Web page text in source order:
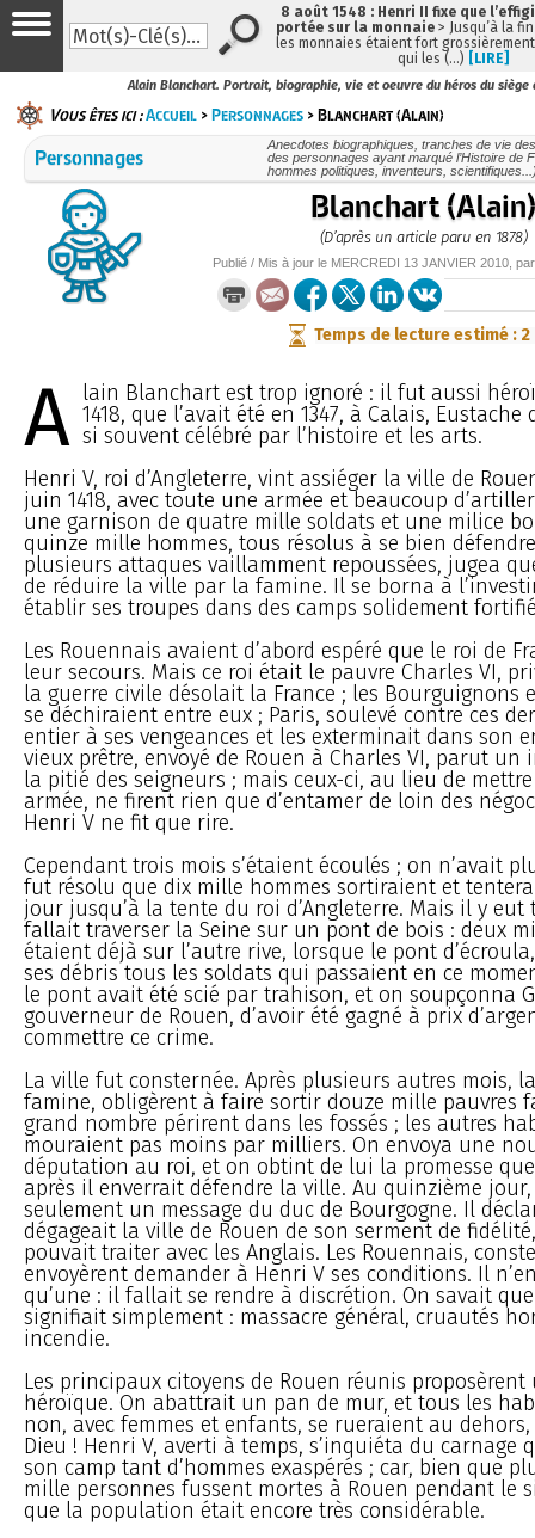
Alain Blanchart. Portrait, biographie, vie et oeuvre du héros du siège
Vous êtes ici :Accueil >Personnages > Blanchart (Alain)
Personnages
Anecdotes biographiques, tranches de vie
des personnages ayant marqué l’Histoire de
hommes politiques, inventeurs,
Blanchart (Alain)
(D’après un article paru en 1878)
Publié / Mis à jour le MERCREDI 13 JANVIER 2010 ,
Temps de lecture estimé : 2
A lain Blanchart est trop ignoré : il fut aussi
1418, que l’avait été en 1347, à Calais, Eustache
si souvent célébré par l’histoire et les arts.
Henri V, roi d’Angleterre, vint assiéger la ville de
juin 1418, avec toute une armée et beaucoup
une garnison de quatre mille soldats et une milice
quinze mille hommes, tous résolus à se bien
plusieurs attaques vaillamment repoussées, jugea
de réduire la ville par la famine. Il se borna à
établir ses troupes dans des camps solidement
Les Rouennais avaient d’abord espéré que le roi de
leur secours. Mais ce roi était le pauvre Charles VI,
la guerre civile désolait la France ; les Bourguignons
se déchiraient entre eux ; Paris, soulevé contre ces
entier à ses vengeances et les exterminait dans son
vieux prêtre, envoyé de Rouen à Charles VI, parut
la pitié des seigneurs ; mais ceux-ci, au lieu de
armée, ne firent rien que d’entamer de loin des
Henri V ne fit que rire.
Cependant trois mois s’étaient écoulés ; on n’avait
fut résolu que dix mille hommes sortiraient et
jour jusqu’à la tente du roi d’Angleterre. Mais il y
fallait traverser la Seine sur un pont de bois : deux
étaient déjà sur l’autre rive, lorsque le pont
ses débris tous les soldats qui passaient en ce
le pont avait été scié par trahison, et on soupçonna
gouverneur de Rouen, d’avoir été gagné à prix
commettre ce crime.
La ville fut consternée. Après plusieurs autres mois,
famine, obligèrent à faire sortir douze mille pauvres
grand nombre périrent dans les fossés ; les autres
mouraient pas moins par milliers. On envoya une
députation au roi, et on obtint de lui la promesse
après il enverrait défendre la ville. Au quinzième
seulement un message du duc de Bourgogne. Il
dégageait la ville de Rouen de son serment de
pouvait traiter avec les Anglais. Les Rouennais,
envoyèrent demander à Henri V ses conditions. Il
qu’une : il fallait se rendre à discrétion. On savait
signifiait simplement : massacre général, cruautés
incendie.
Les principaux citoyens de Rouen réunis
héroïque. On abattrait un pan de mur, et tous les
non, avec femmes et enfants, se rueraient au
Dieu ! Henri V, averti à temps, s’inquiéta du carnage
son camp tant d’hommes exaspérés ; car, bien que
mille personnes fussent mortes à Rouen pendant le
que la population était encore très considérable.
8 août 1548 : Henri II fixe que
portée sur la monnaie > Jusqu’à la
les monnaies étaient fort
qui les (…) [LIRE]